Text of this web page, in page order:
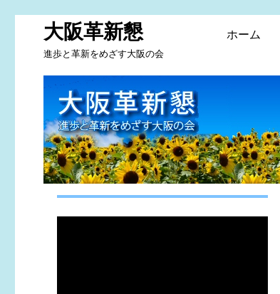
大阪革新懇
進歩と革新をめざす大阪の会
ホーム